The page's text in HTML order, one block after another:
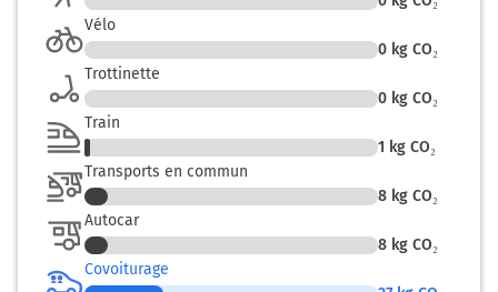
Vélo
0 kg CO₂
Trottinette
0 kg CO₂
Train
1 kg CO₂
Transports en commun
8 kg CO₂
Autocar
8 kg CO₂
Covoiturage